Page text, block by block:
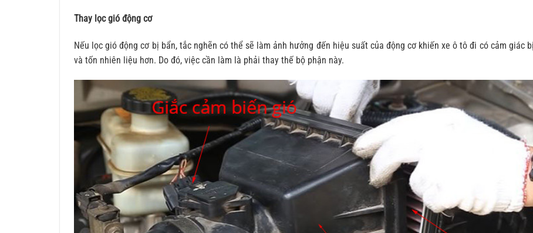
Thay lọc gió động cơ
Nếu lọc gió động cơ bị bẩn, tắc nghẽn có thể sẽ làm ảnh hưởng đến hiệu suất của động cơ khiến xe ô tô đi có cảm giác
và tốn nhiên liệu hơn. Do đó, việc cần làm là phải thay thế bộ phận này.